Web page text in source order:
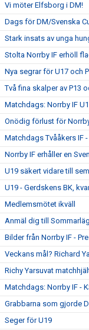
Vi möter Elfsborg i DM!
Dags för DM/Svenska
Stark insats av unga
Stolta Norrby IF erhöll
Nya segrar för U17 och
Två fina skalper av P13
Matchdags: Norrby IF
Onödig förlust för
Matchdags Tvååkers IF
Norrby IF erhåller en
U19 säkert vidare till
U19 - Gerdskens BK,
Medlemsmötet ikväll
Anmäl dig till
Bilder från Norrby IF -
Veckans mål? Richard
Richy Yarsuvat
Matchdags: Norrby IF -
Grabbarna som gjorde
Seger för U19